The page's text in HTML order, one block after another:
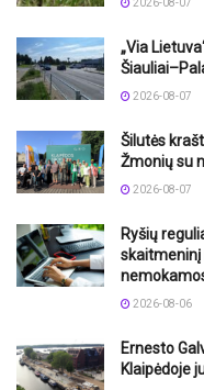
2026-08-07
„Via
2026-08-07
Šilutės
Žmonių su
2026-08-07
Ryšių
2026-08-06
Ernesto
Klaipėdoje